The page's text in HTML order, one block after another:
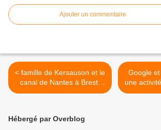
Ajouter un commentaire
< famille de Kersauson et le
canal de Nantes à Brest,
rectification...
Google
une
Hébergé par Overblog